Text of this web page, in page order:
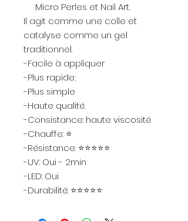
Micro Perles et Nail Art.
Il agit comme une colle et
catalyse comme un gel
traditionnel.
-Facile à appliquer
-Plus rapide;
-Plus simple
-Haute qualité.
-Consistance: haute viscosité
-Chauffe: ⭐
-Résistance: ⭐⭐⭐⭐⭐
-UV: Oui - 2min
-LED: Oui
-Durabilité: ⭐⭐⭐⭐⭐